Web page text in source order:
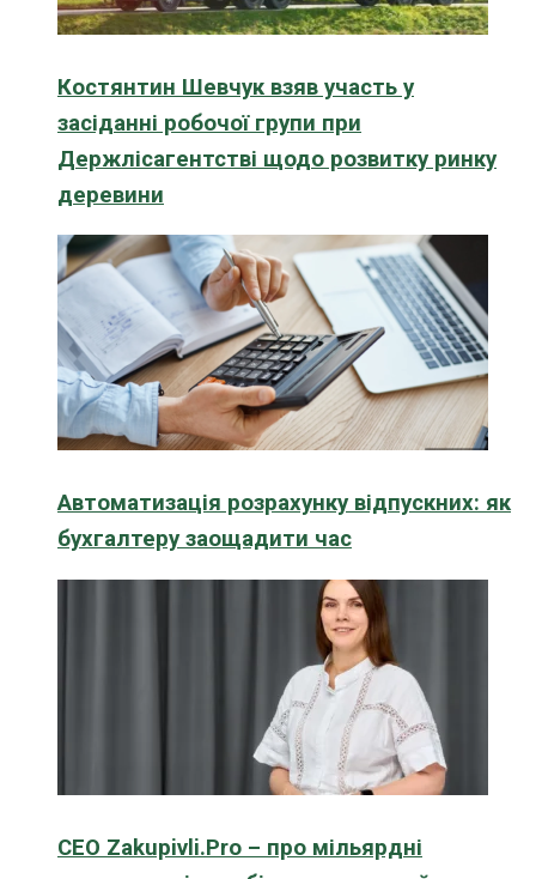
Костянтин Шевчук взяв участь у
засіданні робочої групи при
Держлісагентстві щодо розвитку ринку
деревини
Автоматизація розрахунку відпускних: як
бухгалтеру заощадити час
CEO Zakupivli.Pro – про мільярдні